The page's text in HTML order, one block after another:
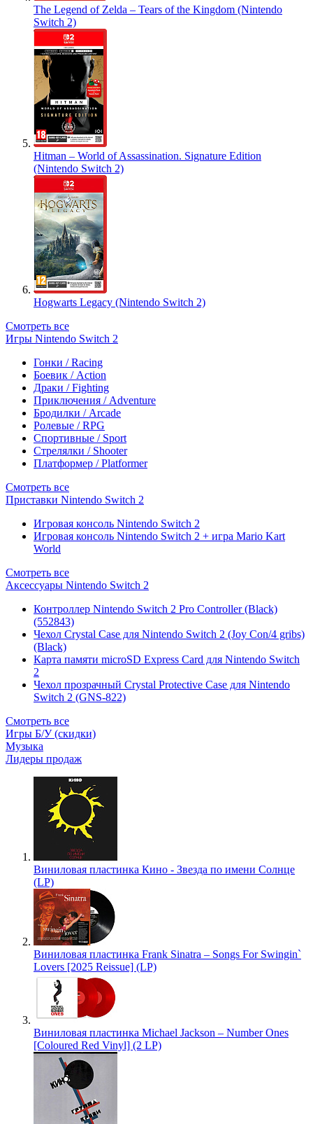
The Legend of Zelda – Tears of the Kingdom (Nintendo
Switch 2)
Hitman – World of Assassination. Signature Edition
(Nintendo Switch 2)
Hogwarts Legacy (Nintendo Switch 2)
Смотреть все
Игры Nintendo Switch 2
Гонки / Racing
Боевик / Action
Драки / Fighting
Приключения / Adventure
Бродилки / Arcade
Ролевые / RPG
Спортивные / Sport
Стрелялки / Shooter
Платформер / Platformer
Смотреть все
Приставки Nintendo Switch 2
Игровая консоль Nintendo Switch 2
Игровая консоль Nintendo Switch 2 + игра Mario Kart
World
Смотреть все
Аксессуары Nintendo Switch 2
Контроллер Nintendo Switch 2 Pro Controller (Black)
(552843)
Чехол Сrystal Сase для Nintendo Switch 2 (Joy Con/4 gribs)
(Black)
Карта памяти microSD Express Card для Nintendo Switch
2
Чехол прозрачный Crystal Protective Case для Nintendo
Switch 2 (GNS-822)
Смотреть все
Игры Б/У (скидки)
Музыка
Лидеры продаж
Виниловая пластинка Кино - Звезда по имени Солнце
(LP)
Виниловая пластинка Frank Sinatra – Songs For Swingin`
Lovers [2025 Reissue] (LP)
Виниловая пластинка Michael Jackson – Number Ones
[Coloured Red Vinyl] (2 LP)